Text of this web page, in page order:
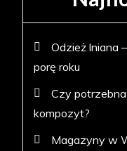
Odzież lniana
porę roku
Czy
kompozyt?
Magazyny w